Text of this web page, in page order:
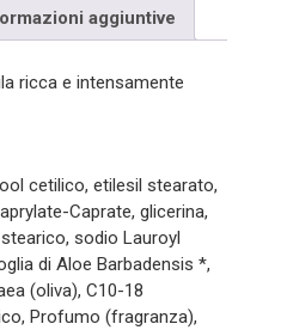
aggiuntive
ricca e intensamente
cetilico, etilesil stearato,
Caprate, glicerina,
sodio Lauroyl
di Aloe Barbadensis *,
(oliva), C10-18
Profumo (fragranza),